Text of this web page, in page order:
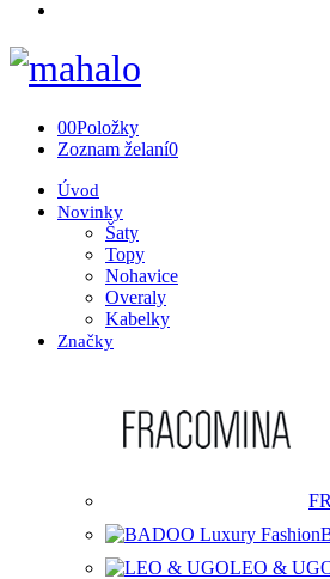
00Položky
Zoznam želaní0
Úvod
Novinky
Šaty
Topy
Nohavice
Overaly
Kabelky
Značky
LEO &